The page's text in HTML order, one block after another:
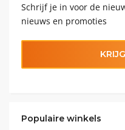
Schrijf je in voor de
nieuws en promoties
Populaire winkels